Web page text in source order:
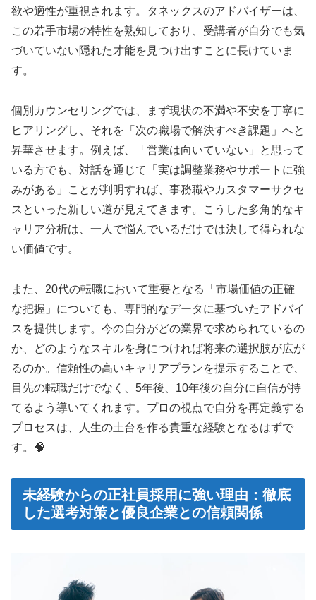
欲や適性が重視されます。タネックスのアドバイザーは、
この若手市場の特性を熟知しており、受講者が自分でも気
づいていない隠れた才能を見つけ出すことに長けていま
す。
個別カウンセリングでは、まず現状の不満や不安を丁寧に
ヒアリングし、それを「次の職場で解決すべき課題」へと
昇華させます。例えば、「営業は向いていない」と思って
いる方でも、対話を通じて「実は調整業務やサポートに強
みがある」ことが判明すれば、事務職やカスタマーサクセ
スといった新しい道が見えてきます。こうした多角的なキ
ャリア分析は、一人で悩んでいるだけでは決して得られな
い価値です。
また、20代の転職において重要となる「市場価値の正確
な把握」についても、専門的なデータに基づいたアドバイ
スを提供します。今の自分がどの業界で求められているの
か、どのようなスキルを身につければ将来の選択肢が広が
るのか。信頼性の高いキャリアプランを提示することで、
目先の転職だけでなく、5年後、10年後の自分に自信が持
てるよう導いてくれます。プロの視点で自分を再定義する
プロセスは、人生の土台を作る貴重な経験となるはずで
す。🧠
未経験からの正社員採用に強い理由：徹底
した選考対策と優良企業との信頼関係